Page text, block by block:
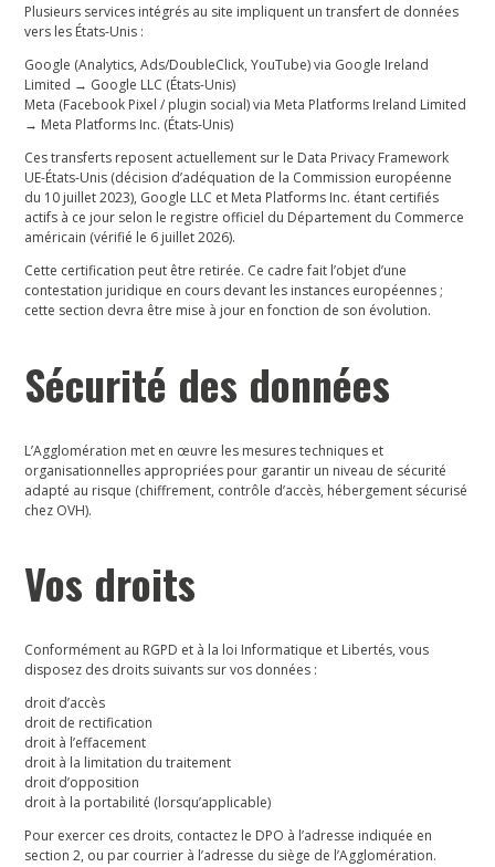
Plusieurs services intégrés au site impliquent un transfert de données
vers les États-Unis :
Google (Analytics, Ads/DoubleClick, YouTube) via Google Ireland
Limited → Google LLC (États-Unis)
Meta (Facebook Pixel / plugin social) via Meta Platforms Ireland Limited
→ Meta Platforms Inc. (États-Unis)
Ces transferts reposent actuellement sur le Data Privacy Framework
UE-États-Unis (décision d’adéquation de la Commission européenne
du 10 juillet 2023), Google LLC et Meta Platforms Inc. étant certifiés
actifs à ce jour selon le registre officiel du Département du Commerce
américain (vérifié le 6 juillet 2026).
Cette certification peut être retirée. Ce cadre fait l’objet d’une
contestation juridique en cours devant les instances européennes ;
cette section devra être mise à jour en fonction de son évolution.
Sécurité des données
L’Agglomération met en œuvre les mesures techniques et
organisationnelles appropriées pour garantir un niveau de sécurité
adapté au risque (chiffrement, contrôle d’accès, hébergement sécurisé
chez OVH).
Vos droits
Conformément au RGPD et à la loi Informatique et Libertés, vous
disposez des droits suivants sur vos données :
droit d’accès
droit de rectification
droit à l’effacement
droit à la limitation du traitement
droit d’opposition
droit à la portabilité (lorsqu’applicable)
Pour exercer ces droits, contactez le DPO à l’adresse indiquée en
section 2, ou par courrier à l’adresse du siège de l’Agglomération.